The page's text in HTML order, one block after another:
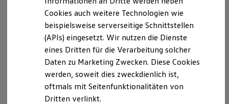
Software Updates
Service und Ersatzteile
Inspektion und HU/AU
Reparaturen und Checks
Motorenöl und Flüssigkeiten
Räder und Reifen
Pannen- und Unfallhilfe
Economy Service
Volkswagen Teile
Zubehör
Modellspezifisches Zubehör
Cookies auch weitere Technologien wie
beispielsweise serverseitige Schnittstellen
(APIs) eingesetzt. Wir nutzen die Dienste
eines Dritten für die Verarbeitung solcher
Daten zu Marketing Zwecken. Diese Cookies
werden, soweit dies zweckdienlich ist,
oftmals mit Seitenfunktionalitäten von
Dritten verlinkt.